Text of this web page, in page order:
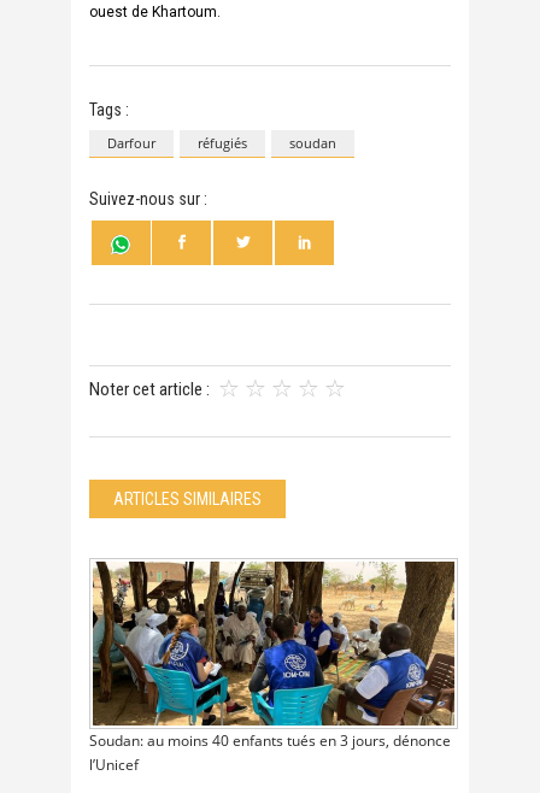
ouest de Khartoum.
Tags :
Darfour réfugiés soudan
Suivez-nous sur :
Noter cet article :
ARTICLES SIMILAIRES
Soudan: au moins 40 enfants tués en 3 jours, dénonce
l’Unicef